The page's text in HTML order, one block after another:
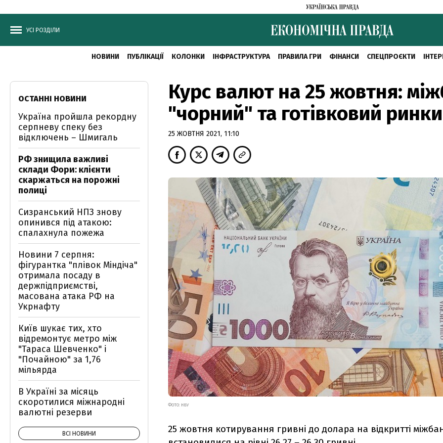
УСІ РОЗДІЛИ
НОВИНИ ПУБЛІКАЦІЇ КОЛОНКИ ІНФРАСТРУКТУРА ПРАВИЛА ГРИ ФІНАНСИ СПЕЦПРОЄКТИ
Курс валют на 25 жовтня:
"чорний" та готівковий ринки
25 ЖОВТНЯ 2021, 11:10
ФОТО: НБУ
25 жовтня котирування гривні до долара на відкритті
ОСТАННІ НОВИНИ
Україна пройшла рекордну
серпневу спеку без
відключень – Шмигаль
РФ знищила важливі
склади Фори: клієнти
скаржаться на порожні
полиці
Сизранський НПЗ знову
опинився під атакою:
спалахнула пожежа
Новини 7 серпня:
фігурантка "плівок Міндіча"
отримала посаду в
держпідприємстві,
масована атака РФ на
Укрнафту
Київ шукає тих, хто
відремонтує метро між
"Тараса Шевченко" і
"Почайною" за 1,76
мільярда
В Україні за місяць
скоротилися міжнародні
валютні резерви
ВСІ НОВИНИ